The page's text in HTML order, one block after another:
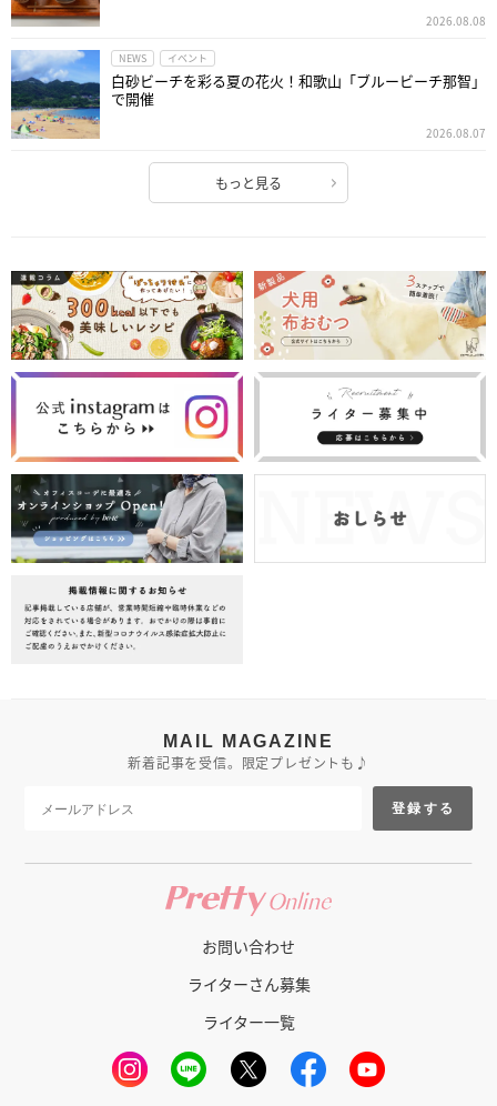
2026.08.08
NEWS イベント
白砂ビーチを彩る夏の花火！和歌山「ブルービーチ那智」
で開催
2026.08.07
もっと見る
MAIL MAGAZINE
新着記事を受信。限定プレゼントも♪
登録する
お問い合わせ
ライターさん募集
ライター一覧